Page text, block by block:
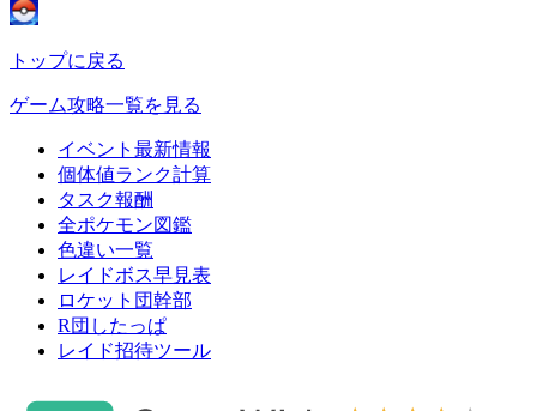
トップに戻る
ゲーム攻略一覧を見る
イベント最新情報
個体値ランク計算
タスク報酬
全ポケモン図鑑
色違い一覧
レイドボス早見表
ロケット団幹部
R団したっぱ
レイド招待ツール